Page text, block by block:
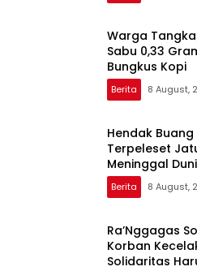
Warga
Sabu 0,33
Bungkus Kopi
Berita 8 August,
Hendak Buang
Terpeleset
Meninggal
Berita 8 August,
Ra’Nggagas
Korban
Solidaritas